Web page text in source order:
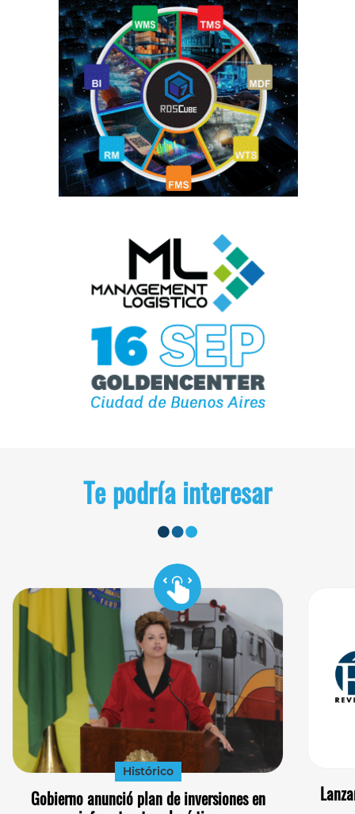
Te podría interesar
Histórico
Gobierno anunció plan de inversiones en